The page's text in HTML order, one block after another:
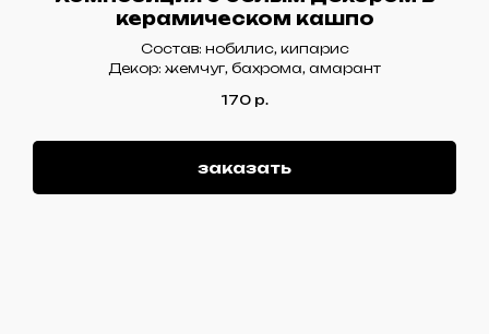
керамическом кашпо
Состав: нобилис, кипарис
Декор: жемчуг, бахрома, амарант
170 р.
заказать